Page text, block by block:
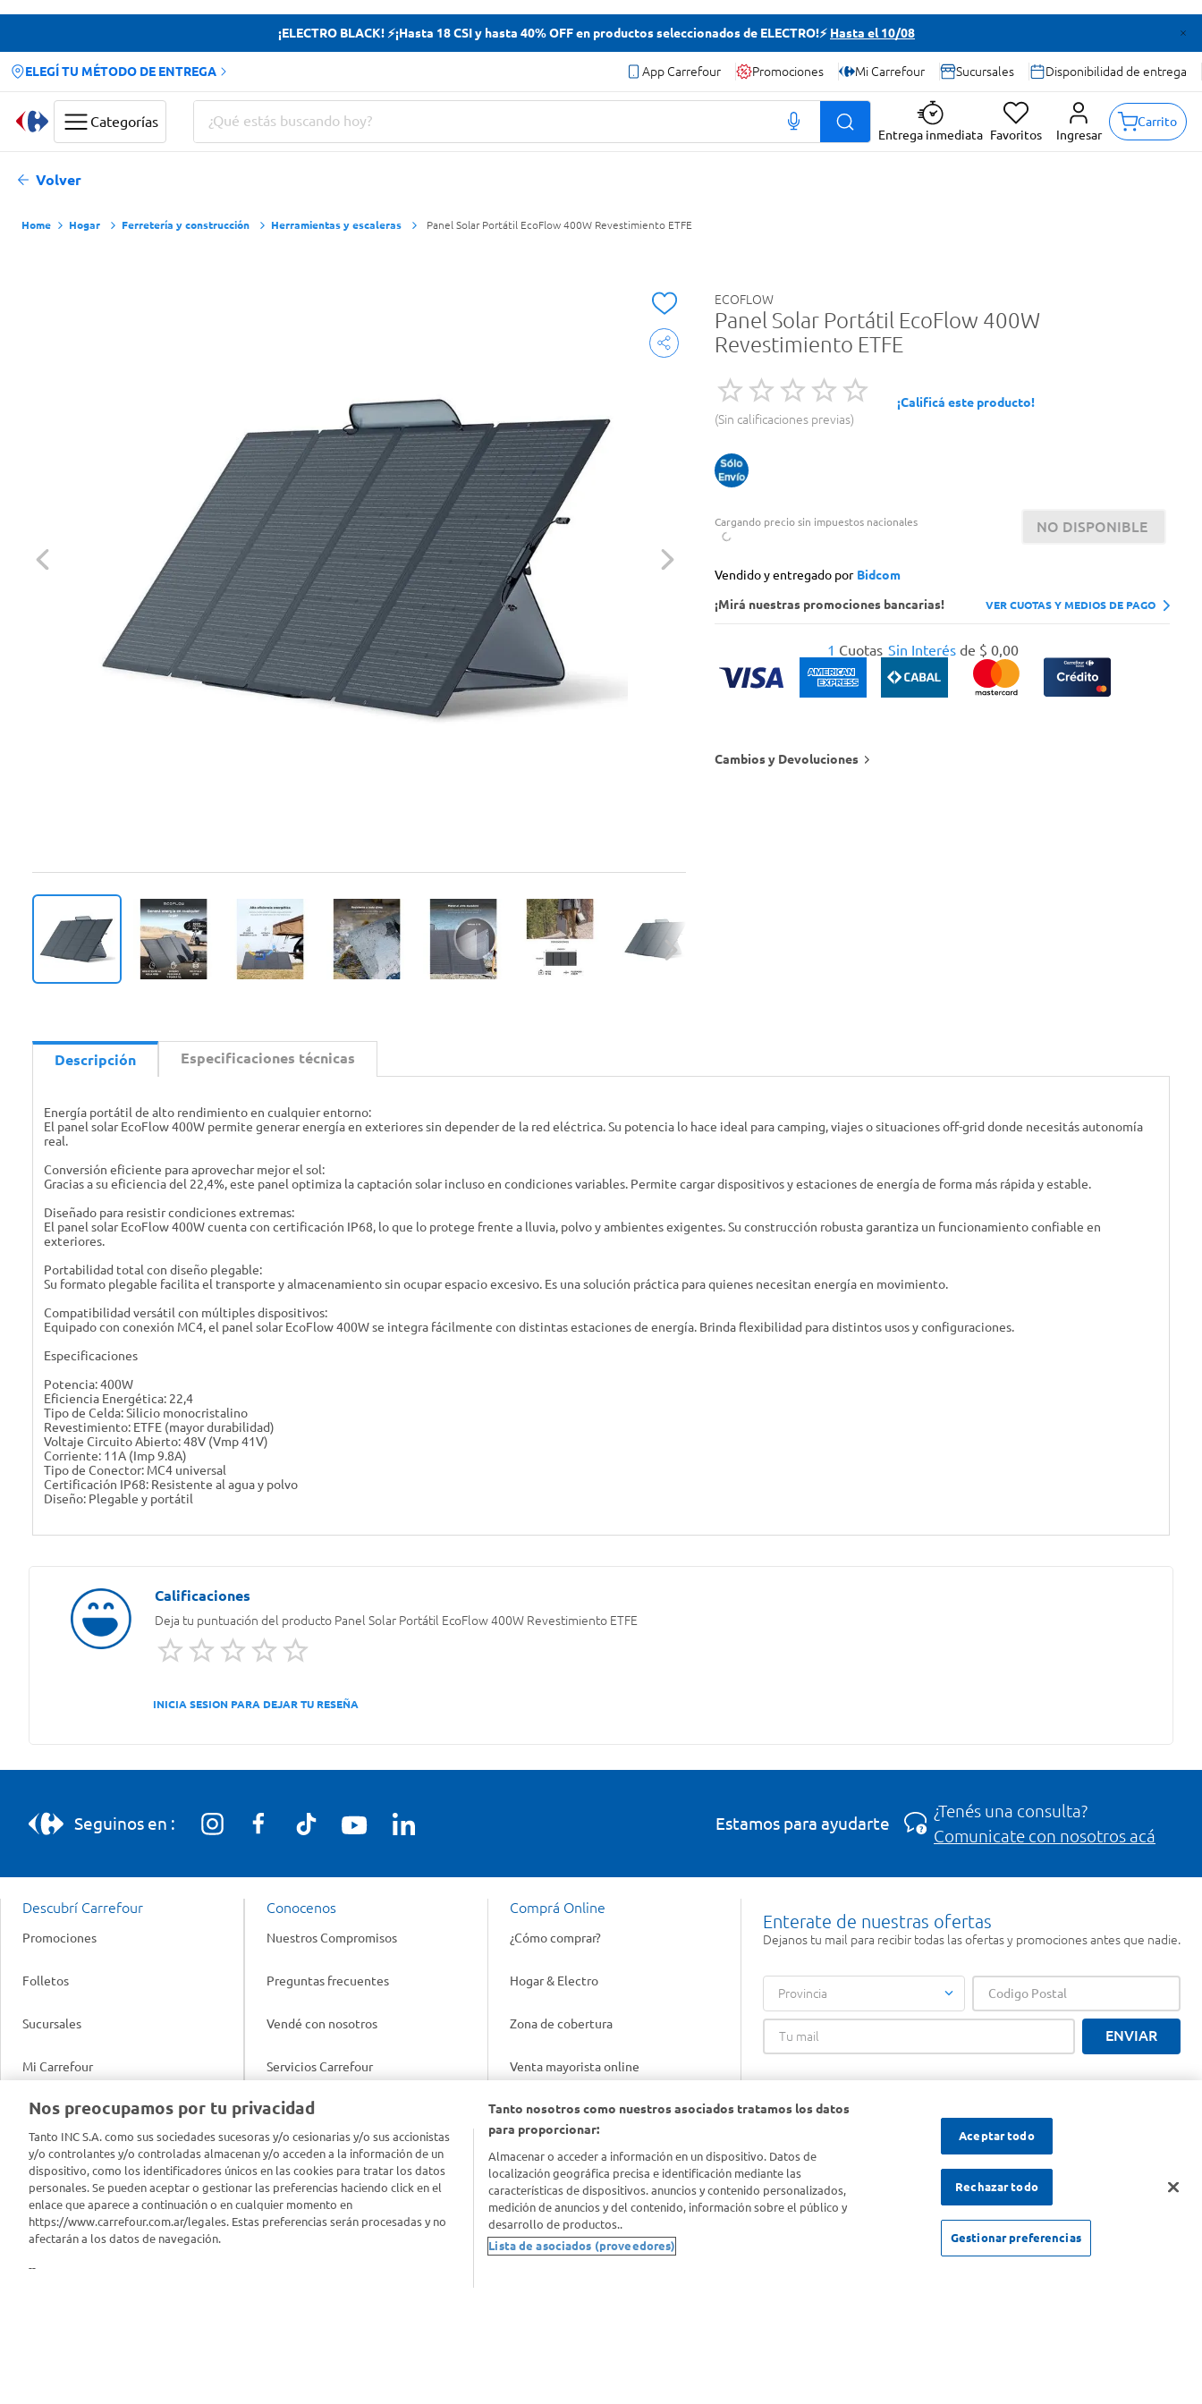
¡ELECTRO BLACK! ⚡¡Hasta 18 CSI y hasta 40% OFF en productos seleccionados de ELECTRO!⚡ Hasta el 10/08
ELEGÍ TU MÉTODO DE ENTREGA App Carrefour Promociones Mi Carrefour Sucursales Disponibilidad de entrega
Categorías
¿Qué estás buscando hoy?
Entrega inmediata Favoritos Ingresar
Carrito
Volver
Hogar Ferretería y construcción Herramientas y escaleras Panel Solar Portátil EcoFlow 400W Revestimiento ETFE
ECOFLOW
Panel Solar Portátil EcoFlow 400W
Revestimiento ETFE
Sin calificaciones previas
¡Calificá este producto!
Cargando precio sin impuestos nacionales NO DISPONIBLE
Vendido y entregado por Bidcom
¡Mirá nuestras promociones bancarias! VER CUOTAS Y MEDIOS DE PAGO
1 Cuotas Sin Interésde $ 0,00
Cambios y Devoluciones
Descripción Especificaciones técnicas
Energía portátil de alto rendimiento en cualquier entorno:
El panel solar EcoFlow 400W permite generar energía en exteriores sin depender de la red eléctrica. Su potencia lo hace ideal para camping, viajes o situaciones off-grid donde necesitás autonomía
real.
Conversión eficiente para aprovechar mejor el sol:
Gracias a su eficiencia del 22,4%, este panel optimiza la captación solar incluso en condiciones variables. Permite cargar dispositivos y estaciones de energía de forma más rápida y estable.
Diseñado para resistir condiciones extremas:
El panel solar EcoFlow 400W cuenta con certificación IP68, lo que lo protege frente a lluvia, polvo y ambientes exigentes. Su construcción robusta garantiza un funcionamiento confiable en
exteriores.
Portabilidad total con diseño plegable:
Su formato plegable facilita el transporte y almacenamiento sin ocupar espacio excesivo. Es una solución práctica para quienes necesitan energía en movimiento.
Compatibilidad versátil con múltiples dispositivos:
Equipado con conexión MC4, el panel solar EcoFlow 400W se integra fácilmente con distintas estaciones de energía. Brinda flexibilidad para distintos usos y configuraciones.
Especificaciones
Potencia: 400W
Eficiencia Energética: 22,4
Tipo de Celda: Silicio monocristalino
Revestimiento: ETFE (mayor durabilidad)
Voltaje Circuito Abierto: 48V (Vmp 41V)
Corriente: 11A (Imp 9.8A)
Tipo de Conector: MC4 universal
Certificación IP68: Resistente al agua y polvo
Diseño: Plegable y portátil
Deja tu puntuación del producto Panel Solar Portátil EcoFlow 400W Revestimiento ETFE
INICIA SESION PARA DEJAR TU RESEÑA
Seguinos en : Estamos para ayudarte
¿Tenés una consulta?
Comunicate con nosotros acá
Descubrí Carrefour
Promociones
Folletos
Sucursales
Mi Carrefour
Productos Carrefour
Tarjeta Mi Carrefour
Panel Carrefour
Puntos Verdes
Conocenos
Nuestros Compromisos
Preguntas frecuentes
Vendé con nosotros
Servicios Carrefour
Info útil
Tasas de interés
Contacto
Comprá Online
¿Cómo comprar?
Hogar & Electro
Zona de cobertura
Venta mayorista online
Gift cards empresariales
Enterate de nuestras ofertas
Dejanos tu mail para recibir todas las ofertas y promociones antes que nadie.
Provincia
ENVIAR
Nos preocupamos por tu privacidad
Tanto INC S.A. como sus sociedades sucesoras y/o cesionarias y/o sus accionistas
y/o controlantes y/o controladas almacenan y/o acceden a la información de un
dispositivo, como los identificadores únicos en las cookies para tratar los datos
personales. Se pueden aceptar o gestionar las preferencias haciendo click en el
enlace que aparece a continuación o en cualquier momento en
https://www.carrefour.com.ar/legales. Estas preferencias serán procesadas y no
afectarán a los datos de navegación.
--
Tanto nosotros como nuestros asociados tratamos los datos
para proporcionar:
Almacenar o acceder a información en un dispositivo. Datos de
localización geográfica precisa e identificación mediante las
características de dispositivos. anuncios y contenido personalizados,
medición de anuncios y del contenido, información sobre el público y
desarrollo de productos..
Lista de asociados (proveedores)
Aceptar todo
Rechazar todo
Gestionar preferencias
Términos más buscados